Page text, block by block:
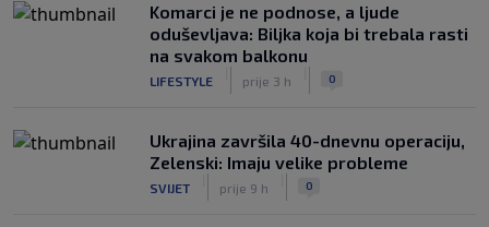
Komarci je ne podnose, a ljude
oduševljava: Biljka koja bi trebala rasti
na svakom balkonu
LIFESTYLE prije 3 h 0
Ukrajina završila 40-dnevnu operaciju,
Zelenski: Imaju velike probleme
SVIJET prije 9 h 0